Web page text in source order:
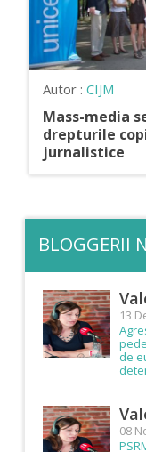
Autor : CIJM
Mass-media
drepturile
jurnalistice
BLOGGERII
13
de
08